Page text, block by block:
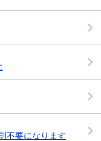
不要になります